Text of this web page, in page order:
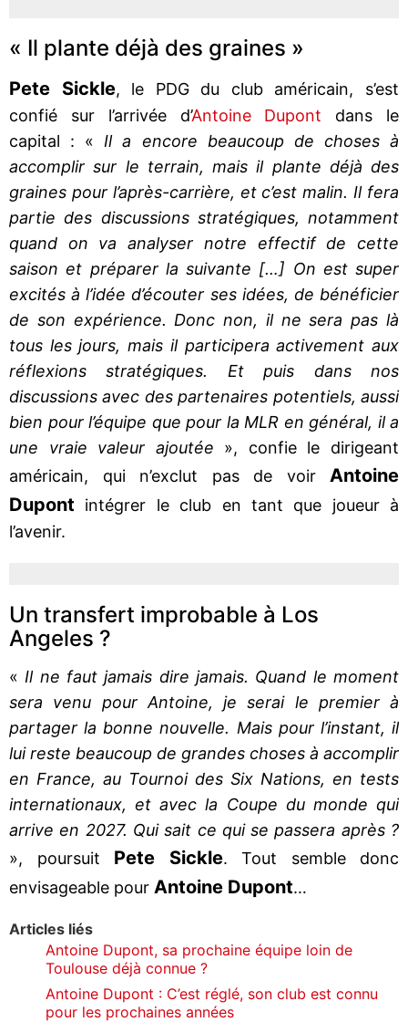
« Il plante déjà des graines »
Pete Sickle, le PDG du club américain, s’est
confié sur l’arrivée d’Antoine Dupont dans le
capital : « Il a encore beaucoup de choses à
accomplir sur le terrain, mais il plante déjà des
graines pour l’après-carrière, et c’est malin. Il fera
partie des discussions stratégiques, notamment
quand on va analyser notre effectif de cette
saison et préparer la suivante […] On est super
excités à l’idée d’écouter ses idées, de bénéficier
de son expérience. Donc non, il ne sera pas là
tous les jours, mais il participera activement aux
réflexions stratégiques. Et puis dans nos
discussions avec des partenaires potentiels, aussi
bien pour l’équipe que pour la MLR en général, il a
une vraie valeur ajoutée », confie le dirigeant
américain, qui n’exclut pas de voir Antoine
Dupont intégrer le club en tant que joueur à
l’avenir.
Un transfert improbable à Los
Angeles ?
« Il ne faut jamais dire jamais. Quand le moment
sera venu pour Antoine, je serai le premier à
partager la bonne nouvelle. Mais pour l’instant, il
lui reste beaucoup de grandes choses à accomplir
en France, au Tournoi des Six Nations, en tests
internationaux, et avec la Coupe du monde qui
arrive en 2027. Qui sait ce qui se passera après ?
», poursuit Pete Sickle. Tout semble donc
envisageable pour Antoine Dupont…
Articles liés
Antoine Dupont, sa prochaine équipe loin de
Toulouse déjà connue ?
Antoine Dupont : C’est réglé, son club est connu
pour les prochaines années